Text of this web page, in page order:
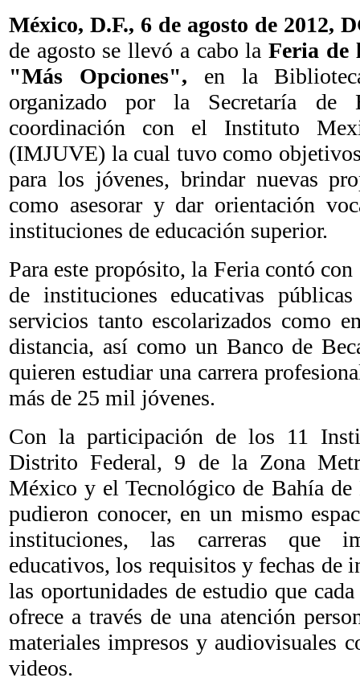
México, D.F., 6 de agosto de 2012,
de agosto se llevó a cabo laFeria de
"Más Opciones", en la
organizado por la Secretaría de
coordinación con el Instituto
(IMJUVE) la cual tuvo como
para los jóvenes, brindar nuevas
como asesorar y dar orientación
instituciones de educación superior.
Para este propósito, la Feria contó
de instituciones educativas
servicios tanto escolarizados como
distancia, así como un Banco de
quieren estudiar una carrera
más de 25 mil jóvenes.
Con la participación de los 11
Distrito Federal, 9 de la Zona
México y el Tecnológico de Bahía de
pudieron conocer, en un mismo
instituciones, las carreras que
educativos, los requisitos y fechas de
las oportunidades de estudio que
ofrece a través de una atención
materiales impresos y audiovisuales
videos.